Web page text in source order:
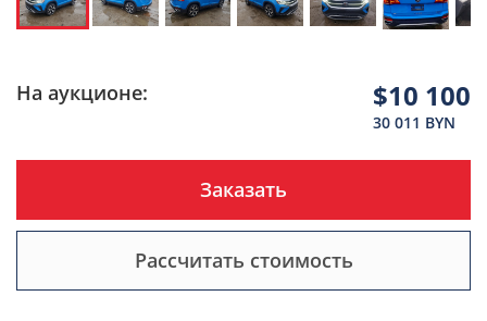
На аукционе: $10 100
30 011 BYN
Заказать
Рассчитать стоимость